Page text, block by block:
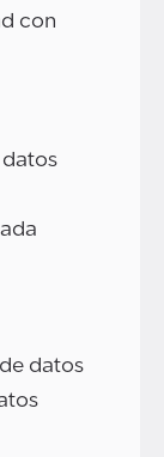
con
datos